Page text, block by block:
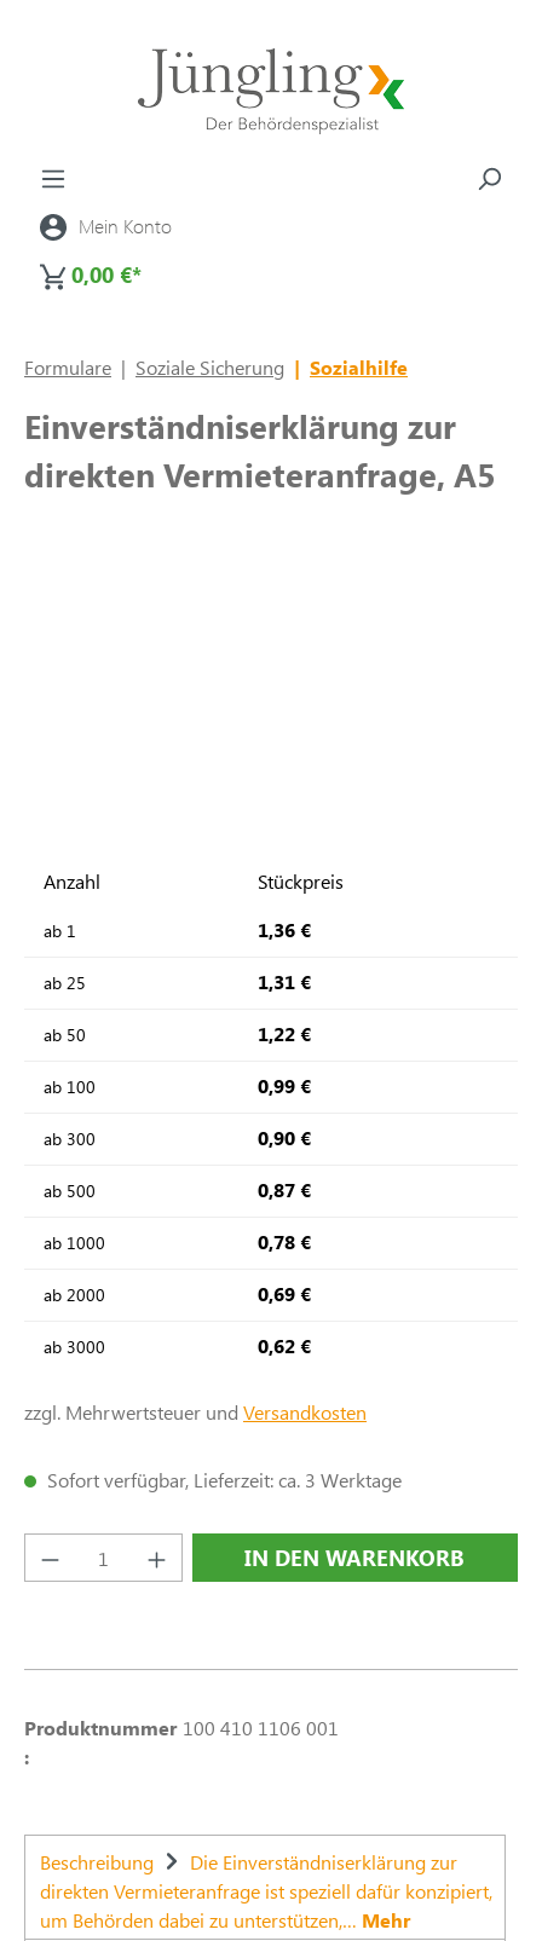
Mein Konto
0,00 €*
Formulare | Soziale Sicherung | Sozialhilfe
Einverständniserklärung zur
direkten Vermieteranfrage, A5
Anzahl Stückpreis
ab 1 1,36 €
ab 25 1,31 €
ab 50 1,22 €
ab 100 0,99 €
ab 300 0,90 €
ab 500 0,87 €
ab 1000 0,78 €
ab 2000 0,69 €
ab 3000 0,62 €
zzgl. Mehrwertsteuer und Versandkosten
Sofort verfügbar, Lieferzeit: ca. 3 Werktage
Produkt Anzahl: Gib den gewünschten
IN DEN WARENKORB
Produktnummer
:
100 410 1106 001
Beschreibung
Die Einverständniserklärung zur
direkten Vermieteranfrage ist speziell dafür konzipiert,
um Behörden dabei zu unterstützen,… Mehr